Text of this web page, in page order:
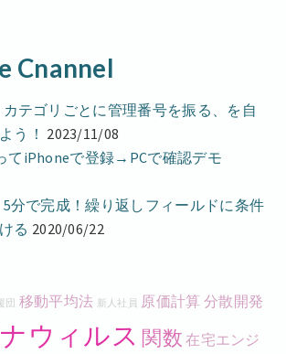
Cnannel
カテゴリごとに管理番号を振る、を自
う！ 2023/11/08
てiPhoneで登録→PCで確認デモ
5分で完成！繰り返しフィールドに条件
る 2020/06/22
団 移動平均法 新人社員 原価計算 分散開発
ウィルス 関数 在宅エンジ